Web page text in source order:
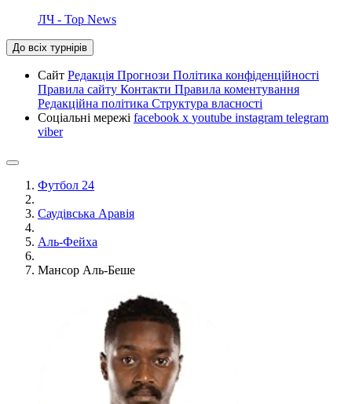
ЛЧ - Top News
До всіх турнірів
Сайт Редакція Прогнози Політика конфіденційності
Правила сайту Контакти Правила коментування
Редакційна політика Структура власності
Соціальні мережі facebook x youtube instagram telegram
viber
Футбол 24
Саудівська Аравія
Аль-Фейха
Мансор Аль-Беше